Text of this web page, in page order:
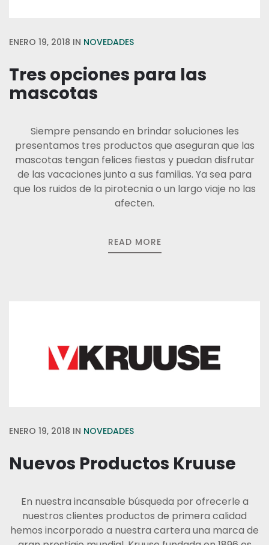
ENERO 19, 2018 IN NOVEDADES
Tres opciones para las
mascotas
Siempre pensando en brindar soluciones les
presentamos tres productos que aseguran que las
mascotas tengan felices fiestas y puedan disfrutar
de las vacaciones junto a sus familias. Ya sea para
que los ruidos de la pirotecnia o un largo viaje no las
afecten.
READ MORE
ENERO 19, 2018 IN NOVEDADES
Nuevos Productos Kruuse
En nuestra incansable búsqueda por ofrecerle a
nuestros clientes productos de primera calidad
hemos incorporado a nuestra cartera una marca de